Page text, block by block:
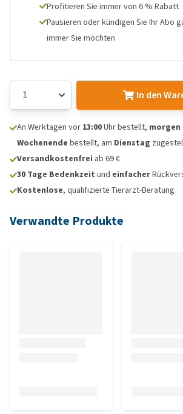
Profitieren Sie immer von 6 % Rabatt
Pausieren oder kündigen Sie Ihr Abo
immer Sie möchten
In den
An Werktagen vor 13:00Uhr bestellt, morgen
Wochenende bestellt, am Dienstag
Versandkostenfrei ab 69 €
30 Tage Bedenkzeit und einfacher
Kostenlose, qualifizierte Tierarzt-Beratung
Verwandte Produkte